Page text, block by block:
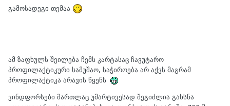
გამოსადეგი თემაა
ამ ზაფხულს შეილება ჩემს კარტასაც ჩავუტარო
პროფილაქტიკური სამუშაო, საჭიროება არ აქვს მაგრამ
პროფილაქტიკა არავის წყენს
ვინდფორსები მართლაც უმარტივესად შეგიძლია გახსნა